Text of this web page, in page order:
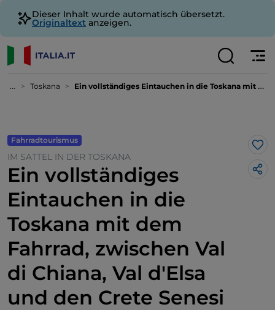
Dieser Inhalt wurde automatisch übersetzt.
Originaltext anzeigen.
... Toskana Ein vollständiges Eintauchen in die Toskana mit dem Fahrrad, zwischen Val di Chiana, Val d'Elsa und den Crete Senesi
Fahrradtourismus
IM SATTEL IN DER TOSKANA
Ein vollständiges
Eintauchen in die
Toskana mit dem
Fahrrad, zwischen Val
di Chiana, Val d'Elsa
und den Crete Senesi